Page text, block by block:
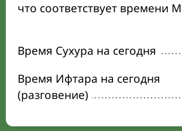
что соответствует времени
Время Сухура на сегодня
Время Ифтара на сегодня
(разговение)